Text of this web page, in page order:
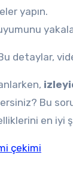
yapın.
detaylar,
Bu
en iyi
çekimi